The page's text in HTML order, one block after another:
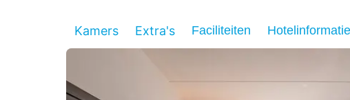
Kamers Extra's Faciliteiten Hotelinformatie